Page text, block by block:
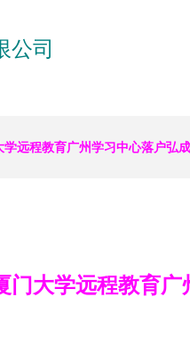
公司
学远程教育广州学习中心落户弘
门大学远程教育